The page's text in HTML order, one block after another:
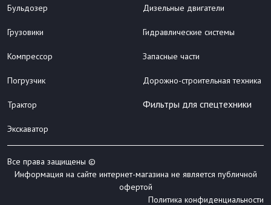
Бульдозер
Грузовики
Компрессор
Погрузчик
Трактор
Экскаватор
Дизельные двигатели
Гидравлические системы
Запасные части
Дорожно-строительная техника
Фильтры для спецтехники
Все права защищены ©
Информация на сайте интернет-магазина не является публичной
офертой
Политика конфиденциальности